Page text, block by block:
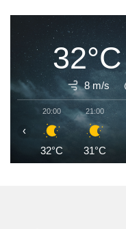
32°C
8 m/s
20:00
32°C
21:00
31°C
‹